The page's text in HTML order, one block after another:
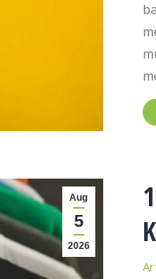
Aug
5
2026